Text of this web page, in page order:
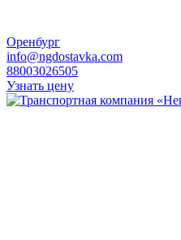
Оренбург
info@ngdostavka.com
88003026505
Узнать цену